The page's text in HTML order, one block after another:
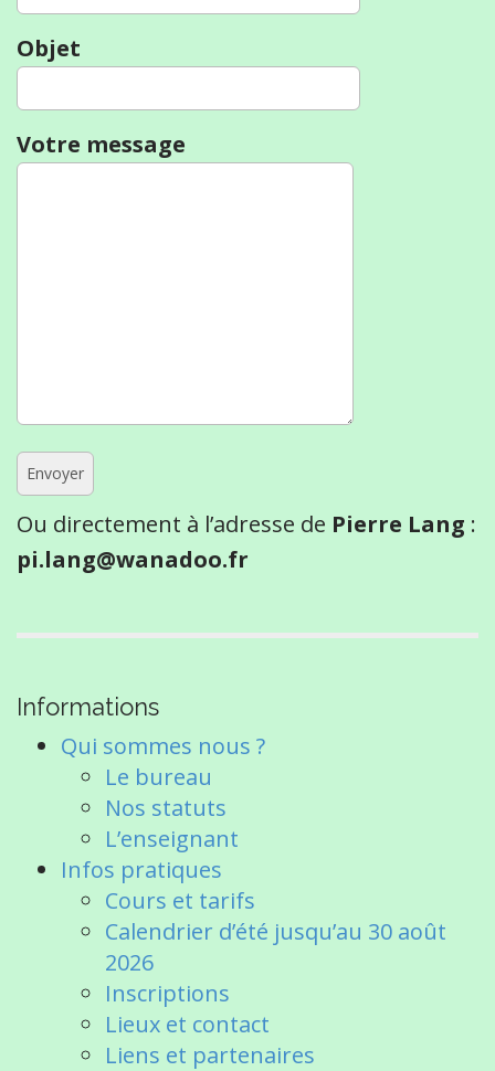
Objet
Votre message
Ou directement à l’adresse de Pierre Lang :
pi.lang@wanadoo.fr
Informations
Qui sommes nous ?
Le bureau
Nos statuts
L’enseignant
Infos pratiques
Cours et tarifs
Calendrier d’été jusqu’au 30 août
2026
Inscriptions
Lieux et contact
Liens et partenaires